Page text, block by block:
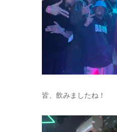
皆、飲みましたね！